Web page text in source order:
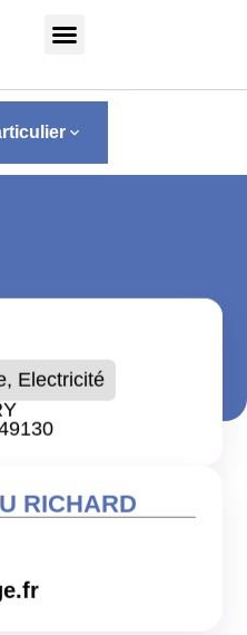
keyboard_arrow_down
Electricité
RICHARD